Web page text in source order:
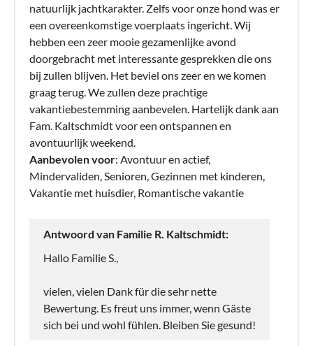
natuurlijk jachtkarakter. Zelfs voor onze hond was er
een overeenkomstige voerplaats ingericht. Wij
hebben een zeer mooie gezamenlijke avond
doorgebracht met interessante gesprekken die ons
bij zullen blijven. Het beviel ons zeer en we komen
graag terug. We zullen deze prachtige
vakantiebestemming aanbevelen. Hartelijk dank aan
Fam. Kaltschmidt voor een ontspannen en
avontuurlijk weekend.
Aanbevolen voor: Avontuur en actief,
Mindervaliden, Senioren, Gezinnen met kinderen,
Vakantie met huisdier, Romantische vakantie
Antwoord van Familie R. Kaltschmidt:
Hallo Familie S.,
vielen, vielen Dank für die sehr nette
Bewertung. Es freut uns immer, wenn Gäste
sich bei und wohl fühlen. Bleiben Sie gesund!